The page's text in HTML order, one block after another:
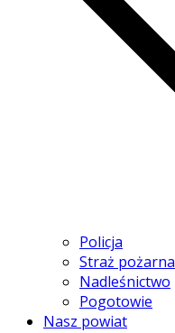
Policja
Straż pożarna
Nadleśnictwo
Pogotowie
Nasz powiat